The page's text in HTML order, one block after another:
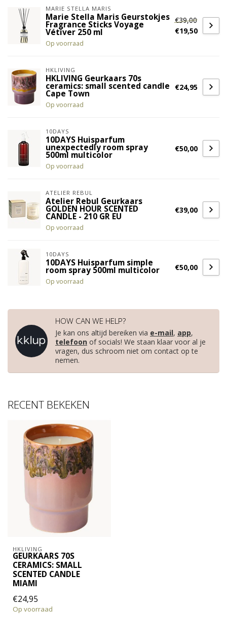
MARIE STELLA MARIS
Marie Stella Maris Geurstokjes
Fragrance Sticks Voyage
Vétiver 250 ml
Op voorraad
€39,00
€19,50
HKLIVING
HKLIVING Geurkaars 70s
ceramics: small scented candle
Cape Town
Op voorraad
€24,95
10DAYS
10DAYS Huisparfum
unexpectedly room spray
500ml multicolor
Op voorraad
€50,00
ATELIER REBUL
Atelier Rebul Geurkaars
GOLDEN HOUR SCENTED
CANDLE - 210 GR EU
Op voorraad
€39,00
10DAYS
10DAYS Huisparfum simple
room spray 500ml multicolor
Op voorraad
€50,00
HOW CAN WE HELP?
Je kan ons altijd bereiken via e-mail, app,
telefoon of socials! We staan klaar voor al je
vragen, dus schroom niet om contact op te
nemen.
RECENT BEKEKEN
HKLIVING
GEURKAARS 70S
CERAMICS: SMALL
SCENTED CANDLE
MIAMI
€24,95
Op voorraad